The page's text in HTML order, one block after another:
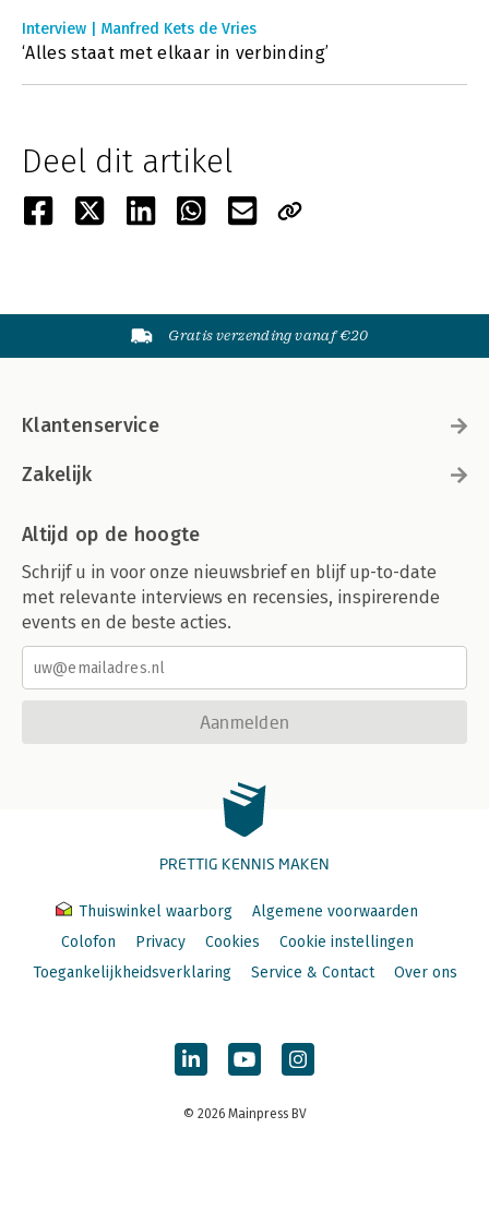
Interview | Manfred Kets de Vries
‘Alles staat met elkaar in verbinding’
Deel dit artikel
Gratis verzending vanaf €20
Klantenservice
Zakelijk
Altijd op de hoogte
Schrijf u in voor onze nieuwsbrief en blijf up-to-date
met relevante interviews en recensies, inspirerende
events en de beste acties.
Aanmelden
PRETTIG KENNIS MAKEN
Thuiswinkel waarborg
Algemene voorwaarden
Colofon
Privacy Cookies
Cookie instellingen
Toegankelijkheidsverklaring
Service & Contact Over ons
© 2026 Mainpress BV